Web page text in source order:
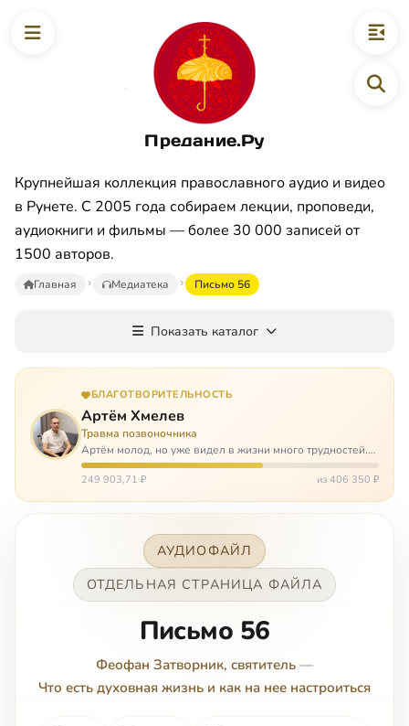
Предание.Ру
Крупнейшая коллекция православного аудио и видео
в Рунете. С 2005 года собираем лекции, проповеди,
аудиокниги и фильмы — более 30 000 записей от
1500 авторов.
Главная Медиатека Письмо 56
Показать каталог
БЛАГОТВОРИТЕЛЬНОСТЬ
Артём Хмелев
Травма позвоночника
Артём молод, но уже видел в жизни много трудностей.
Он сирота, привык заботится о себе сам, но, когда
случилось несчастье, и он был парализован – остался на
249 903,71 ₽ из 406 350 ₽
АУДИОФАЙЛ
ОТДЕЛЬНАЯ СТРАНИЦА ФАЙЛА
Письмо 56
Феофан Затворник, святитель —
Что есть духовная жизнь и как на нее настроиться